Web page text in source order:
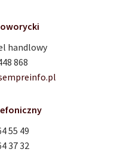
55 49
37 32
handlowy
868